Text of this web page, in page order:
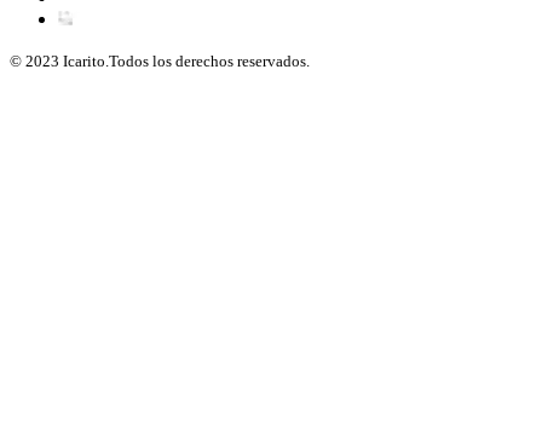
© 2023 Icarito.Todos los derechos reservados.